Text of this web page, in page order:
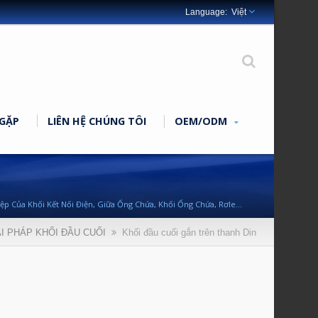
Việt
LIÊN HỆ CHÚNG TÔI OEM/ODM
Của Khối Kết Nối Điện, Giữa Ống Chứa, Khối Ống Chứa, Rơle
PHÁP KHỐI ĐẦU CUỐI Khối đầu cuối gắn trên thanh Din